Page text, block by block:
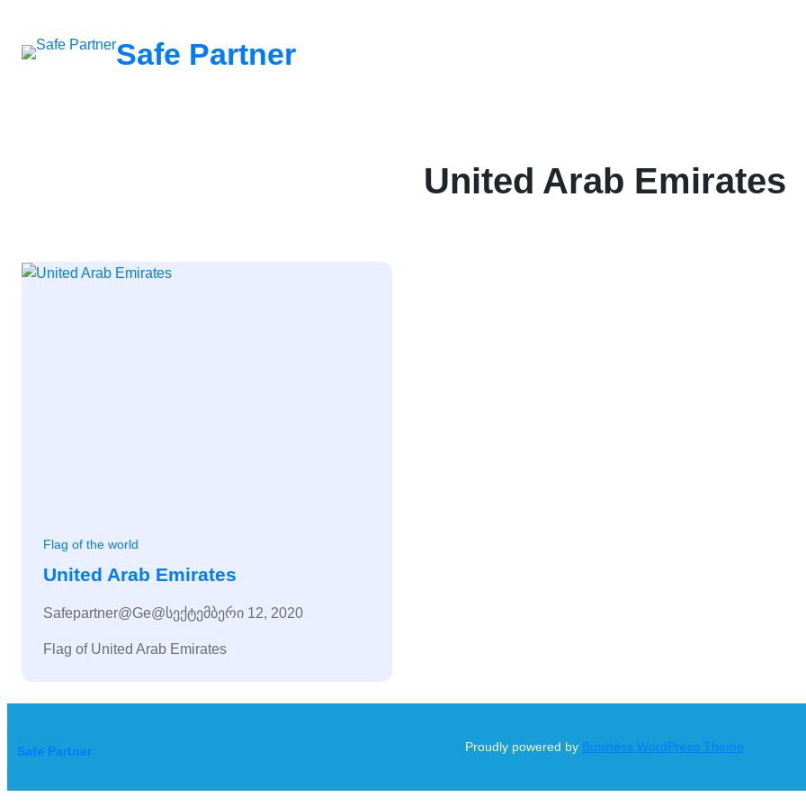
გადასვლა
Safe Partner
United Arab Emirates
Flag of the world
United Arab Emirates
Safepartner@ge@სექტემბერი 12, 2020
Flag of United Arab Emirates
Safe Partner Proudly powered by Business WordPress Theme